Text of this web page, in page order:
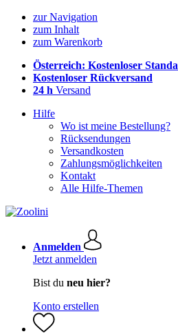
zur Navigation
zum Inhalt
zum Warenkorb
Österreich: Kostenloser
Kostenloser Rückversand
24 h Versand
Hilfe
Wo ist meine Bestellung?
Rücksendungen
Versandkosten
Zahlungsmöglichkeiten
Kontakt
Alle Hilfe-Themen
Anmelden
Jetzt anmelden
Bist du neu hier?
Konto erstellen